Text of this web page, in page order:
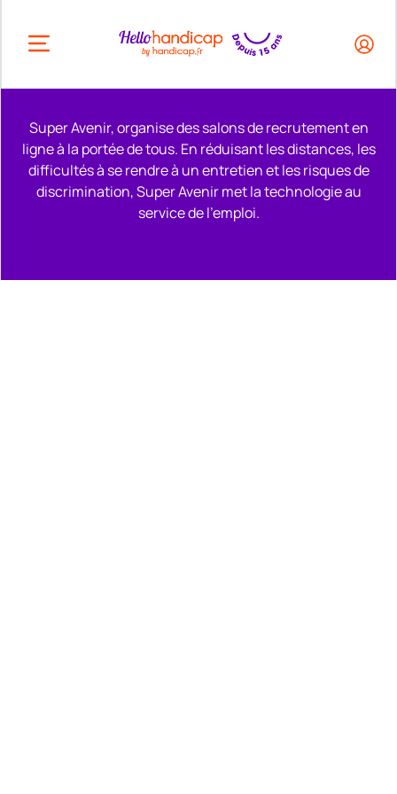
HEADER.OPEN_BUTTON
Super Avenir, organise des salons de recrutement en
ligne à la portée de tous. En réduisant les distances, les
difficultés à se rendre à un entretien et les risques de
discrimination, Super Avenir met la technologie au
service de l'emploi.